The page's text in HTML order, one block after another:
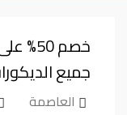
خصم
جميع
العاصمة